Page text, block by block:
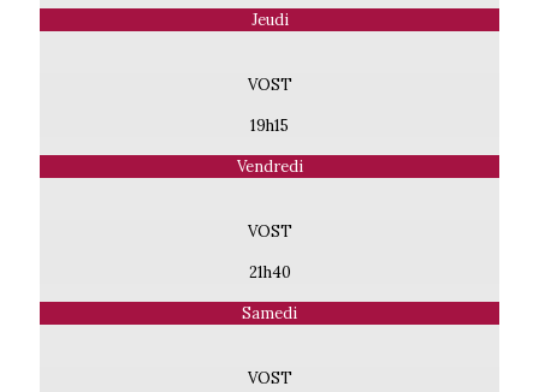
Jeudi
VOST
19h15
Vendredi
VOST
21h40
Samedi
VOST